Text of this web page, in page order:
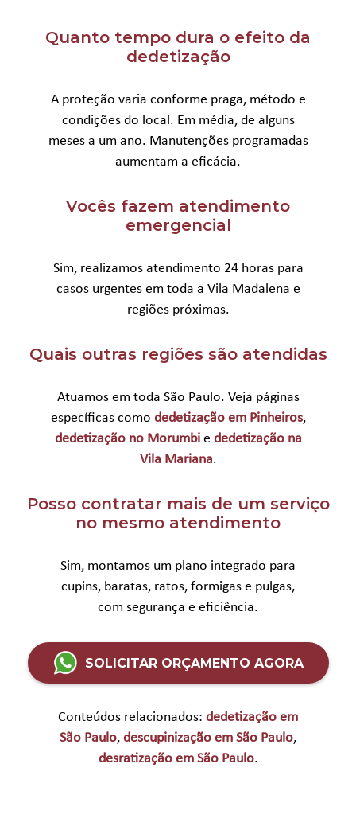
Quanto tempo dura o efeito da
dedetização
A proteção varia conforme praga, método e
condições do local. Em média, de alguns
meses a um ano. Manutenções programadas
aumentam a eficácia.
Vocês fazem atendimento
emergencial
Sim, realizamos atendimento 24 horas para
casos urgentes em toda a Vila Madalena e
regiões próximas.
Quais outras regiões são atendidas
Atuamos em toda São Paulo. Veja páginas
específicas como dedetização em Pinheiros,
dedetização no Morumbie dedetização na
Vila Mariana.
Posso contratar mais de um serviço
no mesmo atendimento
Sim, montamos um plano integrado para
cupins, baratas, ratos, formigas e pulgas,
com segurança e eficiência.
SOLICITAR ORÇAMENTO AGORA
Conteúdos relacionados: dedetização em
São Paulo, descupinização em São Paulo,
desratização em São Paulo.